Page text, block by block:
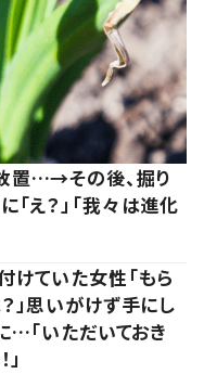
置…→その後、掘り
え？」「我々は進化
ていた女性「もら
」思いがけず手にし
…「いただいておき